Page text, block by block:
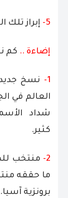
5- إبراز تلك
إضاءة .. كم
1-
نسخ
العالم في
شداد
كثير.
2-
منتخب
برونزية آسيا.